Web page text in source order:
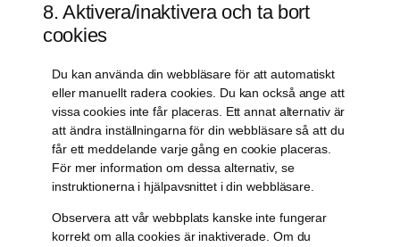
8. Aktivera/inaktivera och ta bort
cookies
Du kan använda din webbläsare för att automatiskt
eller manuellt radera cookies. Du kan också ange att
vissa cookies inte får placeras. Ett annat alternativ är
att ändra inställningarna för din webbläsare så att du
får ett meddelande varje gång en cookie placeras.
För mer information om dessa alternativ, se
instruktionerna i hjälpavsnittet i din webbläsare.
Observera att vår webbplats kanske inte fungerar
korrekt om alla cookies är inaktiverade. Om du